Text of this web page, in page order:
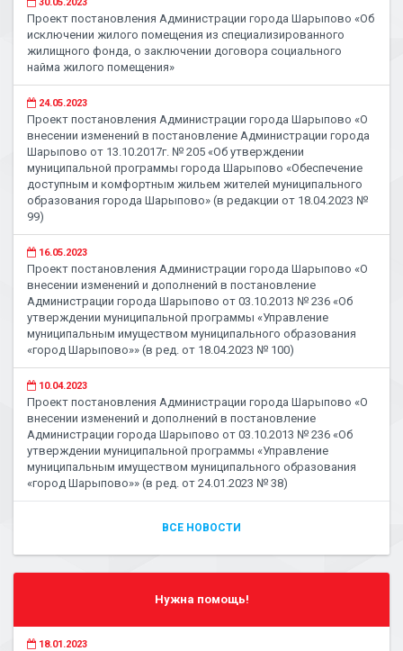
Проект постановления Администрации города Шарыпово «Об
исключении жилого помещения из специализированного
жилищного фонда, о заключении договора социального
найма жилого помещения»
24.05.2023
Проект постановления Администрации города Шарыпово «О
внесении изменений в постановление Администрации города
Шарыпово от 13.10.2017г. № 205 «Об утверждении
муниципальной программы города Шарыпово «Обеспечение
доступным и комфортным жильем жителей муниципального
образования города Шарыпово» (в редакции от 18.04.2023 №
99)
16.05.2023
Проект постановления Администрации города Шарыпово «О
внесении изменений и дополнений в постановление
Администрации города Шарыпово от 03.10.2013 № 236 «Об
утверждении муниципальной программы «Управление
муниципальным имуществом муниципального образования
«город Шарыпово»» (в ред. от 18.04.2023 № 100)
10.04.2023
Проект постановления Администрации города Шарыпово «О
внесении изменений и дополнений в постановление
Администрации города Шарыпово от 03.10.2013 № 236 «Об
утверждении муниципальной программы «Управление
муниципальным имуществом муниципального образования
«город Шарыпово»» (в ред. от 24.01.2023 № 38)
ВСЕ НОВОСТИ
Нужна помощь!
18.01.2023